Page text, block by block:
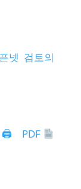
넷 검토의
🖨 PDF